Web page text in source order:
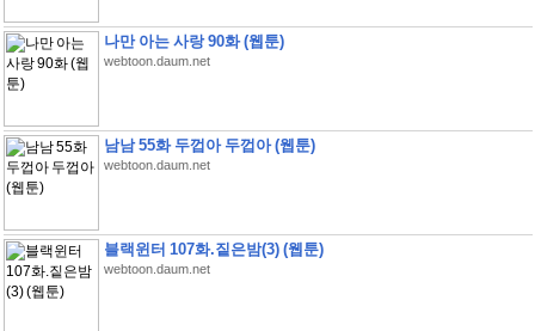
나만 아는 사랑 90화 (웹툰)
webtoon.daum.net
남남 55화 두껍아 두껍아 (웹툰)
webtoon.daum.net
블랙윈터 107화.짙은밤(3) (웹툰)
webtoon.daum.net